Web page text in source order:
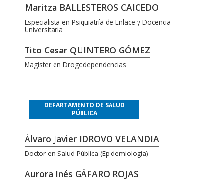
Maritza BALLESTEROS CAICEDO
Especialista en Psiquiatría de Enlace y Docencia
Universitaria
Tito Cesar QUINTERO GÓMEZ
Magíster en Drogodependencias
DEPARTAMENTO DE SALUD
PÚBLICA
Álvaro Javier IDROVO VELANDIA
Doctor en Salud Pública (Epidemiología)
Aurora Inés GÁFARO ROJAS